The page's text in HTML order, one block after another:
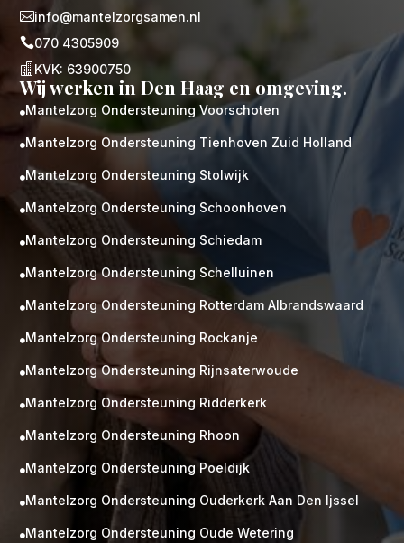
info@mantelzorgsamen.nl
070 4305909
 KVK: 63900750
Wij werken in Den Haag en omgeving.
Mantelzorg Ondersteuning Voorschoten
Mantelzorg Ondersteuning Tienhoven Zuid Holland
Mantelzorg Ondersteuning Stolwijk
Mantelzorg Ondersteuning Schoonhoven
Mantelzorg Ondersteuning Schiedam
Mantelzorg Ondersteuning Schelluinen
Mantelzorg Ondersteuning Rotterdam Albrandswaard
Mantelzorg Ondersteuning Rockanje
Mantelzorg Ondersteuning Rijnsaterwoude
Mantelzorg Ondersteuning Ridderkerk
Mantelzorg Ondersteuning Rhoon
Mantelzorg Ondersteuning Poeldijk
Mantelzorg Ondersteuning Ouderkerk Aan Den Ijssel
Mantelzorg Ondersteuning Oude Wetering